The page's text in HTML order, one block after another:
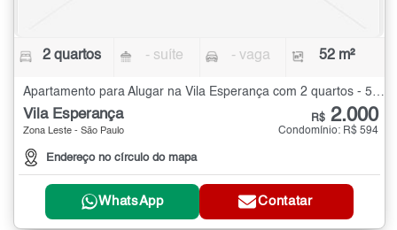
2 quartos - suíte - vaga 52 m²
Apartamento para Alugar na Vila Esperança com 2 quartos - 52 m²
Vila Esperança
Zona Leste - São Paulo
Endereço no círculo do mapa
R$ 2.000
Condomínio: R$ 594
WhatsApp Contatar